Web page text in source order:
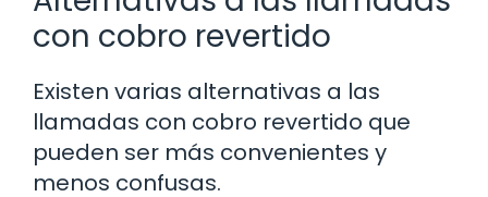
con cobro revertido
Existen varias alternativas a las
llamadas con cobro revertido que
pueden ser más convenientes y
menos confusas.